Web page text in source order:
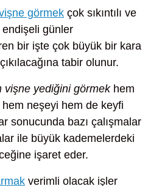
görmek çok sıkıntılı ve
günler
bir işte çok büyük bir kara
tabir olunur.
vişne yediğini görmekhem
hem neşeyi hem de keyfi
sonucunda bazı çalışmalar
ile büyük kademelerdeki
işaret eder.
verimli olacak işler